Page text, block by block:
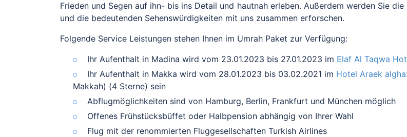
Frieden und Segen auf ihn- bis ins Detail und hautnah erleben. Außerdem werden Sie
und die bedeutenden Sehenswürdigkeiten mit uns zusammen erforschen.
Folgende Service Leistungen stehen Ihnen im Umrah Paket zur Verfügung:
Ihr Aufenthalt in Madina wird vom 23.01.2023 bis 27.01.2023 im Elaf Al Taqwa
Ihr Aufenthalt in Makka wird vom 28.01.2023 bis 03.02.2021 im Hotel Araek
Makkah) (4 Sterne) sein
Abflugmöglichkeiten sind von Hamburg, Berlin, Frankfurt und München möglich
Offenes Frühstücksbüffet oder Halbpension abhängig von Ihrer Wahl
Flug mit der renommierten Fluggesellschaften Turkish Airlines